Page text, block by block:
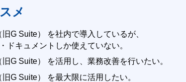
メ
旧G Suite） を社内で導入しているが、
ドキュメントしか使えていない。
旧G Suite） を活用し、業務改善を行いたい。
旧G Suite） を最大限に活用したい。